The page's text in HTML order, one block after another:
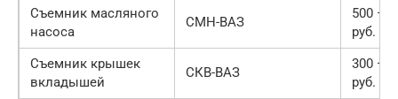
Съемник масляного
насоса
СМН-ВАЗ
500 —
руб.
Съемник крышек
вкладышей
СКВ-ВАЗ
300 —
руб.